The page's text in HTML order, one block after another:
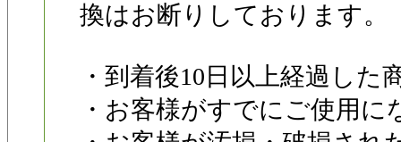
換はお断りしております。
・到着後10日以上経過した
・お客様がすでにご使用に